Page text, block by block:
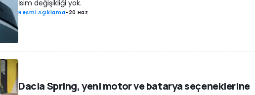
İsim değişikliği yok.
Resmi Açıklama- 20 Haz
Dacia Spring, yeni motor ve batarya seçeneklerine